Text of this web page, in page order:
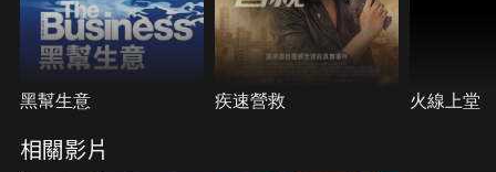
黑幫生意 疾速營救 火線上堂
相關影片